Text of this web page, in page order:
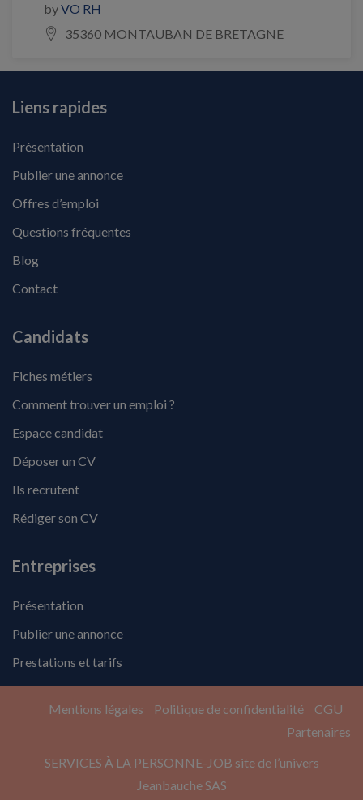
byVO RH
35360 MONTAUBAN DE BRETAGNE
Liens rapides
Présentation
Publier une annonce
Offres d’emploi
Questions fréquentes
Blog
Contact
Candidats
Fiches métiers
Comment trouver un emploi ?
Espace candidat
Déposer un CV
Ils recrutent
Rédiger son CV
Entreprises
Présentation
Publier une annonce
Prestations et tarifs
SERVICES À LA PERSONNE-JOB site de l’univers
Jeanbauche SAS
Mentions légales Politique de confidentialité
CGU
Partenaires